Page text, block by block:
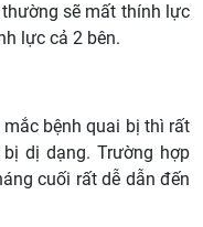
sẽ mất thính lực
lực cả 2 bên.
bệnh quai bị thì rất
dị dạng. Trường hợp
cuối rất dễ dẫn đến